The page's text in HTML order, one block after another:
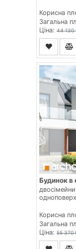
Корисна
Загальна
Ціна: 44 130
Будинок в
Корисна
Загальна
Ціна: 55 370